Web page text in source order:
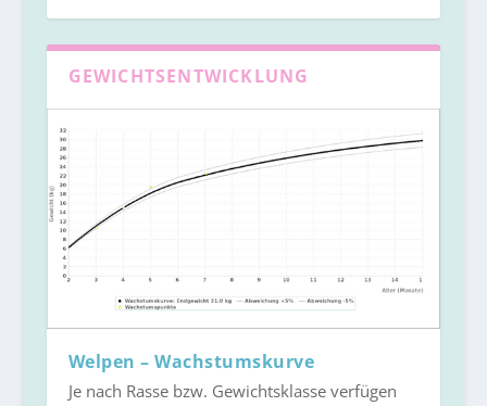
GEWICHTSENTWICKLUNG
Welpen – Wachstumskurve
Je nach Rasse bzw. Gewichtsklasse verfügen